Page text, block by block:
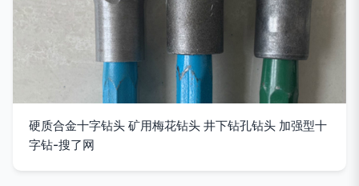
硬质合金十字钻头 矿用梅花钻头 井下钻孔钻头 加强型十
字钻-搜了网